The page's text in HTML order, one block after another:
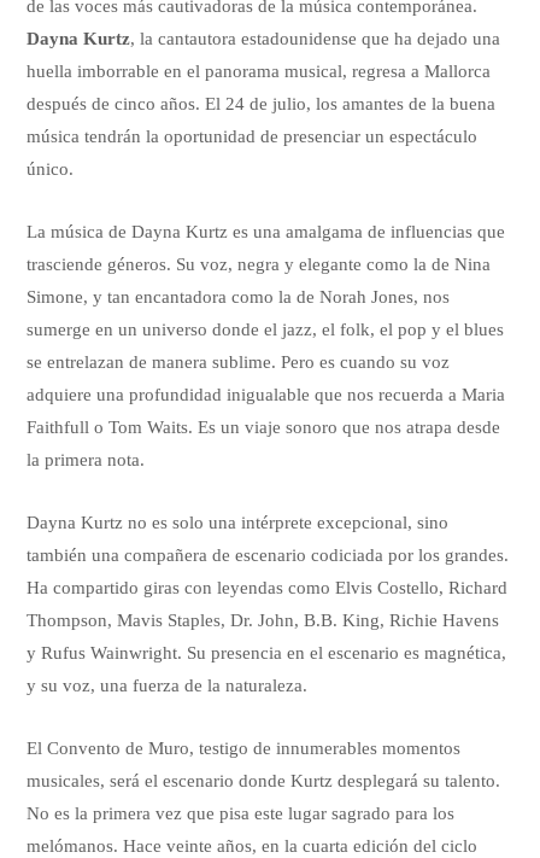
de las voces más cautivadoras de la música contemporánea.
Dayna Kurtz, la cantautora estadounidense que ha dejado una
huella imborrable en el panorama musical, regresa a Mallorca
después de cinco años. El 24 de julio, los amantes de la buena
música tendrán la oportunidad de presenciar un espectáculo
único.
La música de Dayna Kurtz es una amalgama de influencias que
trasciende géneros. Su voz, negra y elegante como la de Nina
Simone, y tan encantadora como la de Norah Jones, nos
sumerge en un universo donde el jazz, el folk, el pop y el blues
se entrelazan de manera sublime. Pero es cuando su voz
adquiere una profundidad inigualable que nos recuerda a Maria
Faithfull o Tom Waits. Es un viaje sonoro que nos atrapa desde
la primera nota.
Dayna Kurtz no es solo una intérprete excepcional, sino
también una compañera de escenario codiciada por los grandes.
Ha compartido giras con leyendas como Elvis Costello, Richard
Thompson, Mavis Staples, Dr. John, B.B. King, Richie Havens
y Rufus Wainwright. Su presencia en el escenario es magnética,
y su voz, una fuerza de la naturaleza.
El Convento de Muro, testigo de innumerables momentos
musicales, será el escenario donde Kurtz desplegará su talento.
No es la primera vez que pisa este lugar sagrado para los
melómanos. Hace veinte años, en la cuarta edición del ciclo